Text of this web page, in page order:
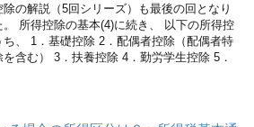
除の解説（5回シリーズ）も最後の回となり
。 所得控除の基本(4)に続き、 以下の所得控
ち、 1．基礎控除 2．配偶者控除（配偶者特
を含む） 3．扶養控除 4．勤労学生控除 5．